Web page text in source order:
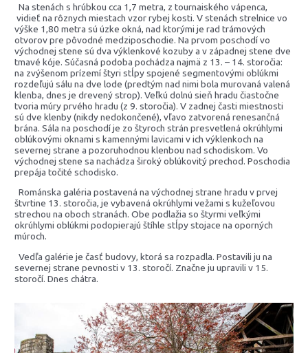
Na stenách s hrúbkou cca 1,7 metra, z tournaiského vápenca,
vidieť na rôznych miestach vzor rybej kosti. V stenách strelnice vo
výške 1,80 metra sú úzke okná, nad ktorými je rad trámových
otvorov pre pôvodné medziposchodie. Na prvom poschodí vo
východnej stene sú dva výklenkové kozuby a v západnej stene dve
tmavé kóje. Súčasná podoba pochádza najmä z 13. – 14. storočia:
na zvýšenom prízemí štyri stĺpy spojené segmentovými oblúkmi
rozdeľujú sálu na dve lode (predtým nad nimi bola murovaná valená
klenba, dnes je drevený strop). Veľkú dolnú sieň hradu čiastočne
tvoria múry prvého hradu (z 9. storočia). V zadnej časti miestnosti
sú dve klenby (nikdy nedokončené), vľavo zatvorená renesančná
brána. Sála na poschodí je zo štyroch strán presvetlená okrúhlymi
oblúkovými oknami s kamennými lavicami v ich výklenkoch na
severnej strane a pozoruhodnou klenbou nad schodiskom. Vo
východnej stene sa nachádza široký oblúkovitý prechod. Poschodia
prepája točité schodisko.
Románska galéria postavená na východnej strane hradu v prvej
štvrtine 13. storočia, je vybavená okrúhlymi vežami s kužeľovou
strechou na oboch stranách. Obe podlažia so štyrmi veľkými
okrúhlymi oblúkmi podopierajú štíhle stĺpy stojace na oporných
múroch.
Vedľa galérie je časť budovy, ktorá sa rozpadla. Postavili ju na
severnej strane pevnosti v 13. storočí. Značne ju upravili v 15.
storočí. Dnes chátra.